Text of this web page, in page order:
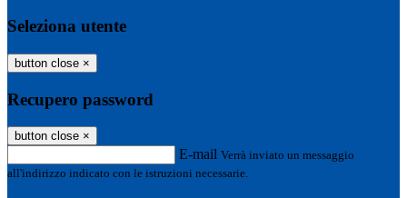
Seleziona utente
button close ×
Recupero password
button close ×
E-mail Verrà inviato un messaggio
all'indirizzo indicato con le istruzioni necessarie.